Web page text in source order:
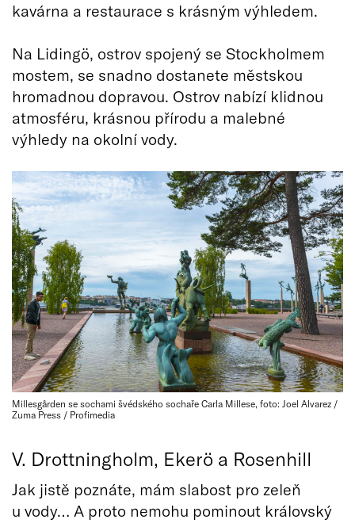
kavárna a restaurace s krásným výhledem.
Na Lidingö, ostrov spojený se Stockholmem
mostem, se snadno dostanete městskou
hromadnou dopravou. Ostrov nabízí klidnou
atmosféru, krásnou přírodu a malebné
výhledy na okolní vody.
Millesgården se sochami švédského sochaře Carla Millese, foto: Joel Alvarez /
Zuma Press / Profimedia
V. Drottningholm, Ekerö a Rosenhill
Jak jistě poznáte, mám slabost pro zeleň
u vody… A proto nemohu pominout královský